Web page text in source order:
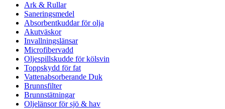
Ark & Rullar
Saneringsmedel
Absorbentkuddar för olja
Akutväskor
Invallningslänsar
Microfibervadd
Oljespillskudde för kölsvin
Toppskydd för fat
Vattenabsorberande Duk
Brunnsfilter
Brunnstätningar
Oljelänsor för sjö & hav